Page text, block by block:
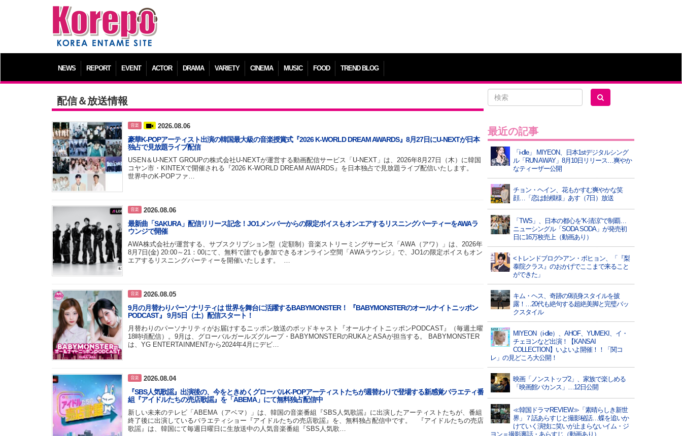
NEWS REPORT EVENT ACTOR DRAMA VARIETY CINEMA MUSIC FOOD TREND BLOG
配信＆放送情報
音楽 2026.08.06
豪華K-POPアーティスト出演の韓国最大級の音楽授賞式『2026 K-WORLD DREAM AWARDS』8月27日にU-NEXTが日本
独占で見放題ライブ配信
USEN＆U-NEXT GROUPの株式会社U-NEXTが運営する動画配信サービス「U-NEXT」は、2026年8月27日（木）に韓国
コヤン市・KINTEXで開催される『2026 K-WORLD DREAM AWARDS』を日本独占で見放題ライブ配信いたします。
世界中のK-POPファ…
音楽 2026.08.06
最新曲「SAKURA」配信リリース記念！JO1メンバーからの限定ボイスもオンエアするリスニングパーティーをAWAラ
ウンジで開催
AWA株式会社が運営する、サブスクリプション型（定額制）音楽ストリーミングサービス「AWA（アワ）」は、2026年
8月7日(金) 20:00～21：00にて、無料で誰でも参加できるオンライン空間「AWAラウンジ」で、JO1の限定ボイスもオン
エアするリスニングパーティーを開催いたします。 …
音楽 2026.08.05
9月の月替わりパーソナリティは 世界を舞台に活躍するBABYMONSTER！ 『BABYMONSTERのオールナイトニッポン
PODCAST』 9月5日（土）配信スタート！
月替わりのパーソナリティがお届けするニッポン放送のポッドキャスト『オールナイトニッポンPODCAST』（毎週土曜
18時頃配信）。9月は、グローバルガールズグループ・BABYMONSTERのRUKAとASAが担当する。 BABYMONSTER
は、YG ENTERTAINMENTから2024年4月にデビ…
音楽 2026.08.04
『SBS人気歌謡』出演後の、今をときめくグローバルK-POPアーティストたちが週替わりで登場する新感覚バラエティ番
組『アイドルたちの売店歌謡』を「ABEMA」にて無料独占配信中
新しい未来のテレビ「ABEMA（アベマ）」は、韓国の音楽番組『SBS人気歌謡』に出演したアーティストたちが、番組
終了後に出演しているバラエティショー『アイドルたちの売店歌謡』を、無料独占配信中です。 『アイドルたちの売店
歌謡』は、韓国にて毎週日曜日に生放送中の人気音楽番組『SBS人気歌…
最近の記事
「i-dle」 MIYEON、日本1stデジタルシング
ル「RUN AWAY」8月10日リリース…爽やか
なティーザー公開
チョン・ヘイン、花もかすむ爽やかな笑
顔…「恋は飴模様」あす（7日）放送
「TWS」、日本の都心を“K-清涼”で制覇…
ニューシングル「SODA SODA」が発売初
日に16万枚売上（動画あり）
<トレンドブログ>アン・ボヒョン、「『梨
泰院クラス』のおかげでここまで来ること
ができた」
キム・ヘス、奇跡の9頭身スタイルを披
露！…20代も絶句する超絶美脚と完璧バッ
クスタイル
MIYEON（i-dle）、​AHOF​、YUMEKI、イ・
チェヨンなど出演！【KANSAI
COLLECTION】いよいよ開催！！「関コ
レ」の見どころ大公開！
映画「ノンストップ2」、家族で楽しめる
「映画館バカンス」…12日公開
≪韓国ドラマREVIEW≫「素晴らしき新世
界」７話あらすじと撮影秘話…蝶を追いか
けていく演技に笑いが止まらないイム・ジ
ヨン＝撮影裏話・あらすじ（動画あり）